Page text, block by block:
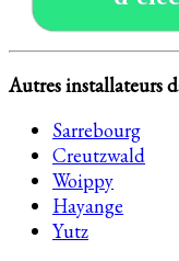
Autres installateurs
Sarrebourg
Creutzwald
Woippy
Hayange
Yutz